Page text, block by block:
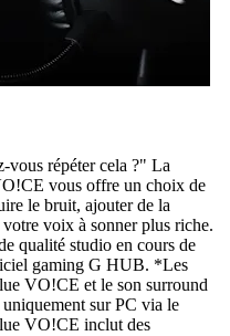
vous répéter cela ?" La
vous offre un choix de
le bruit, ajouter de la
voix à sonner plus riche.
qualité studio en cours de
gaming G HUB. *Les
VO!CE et le son surround
sur PC via le
VO!CE inclut des